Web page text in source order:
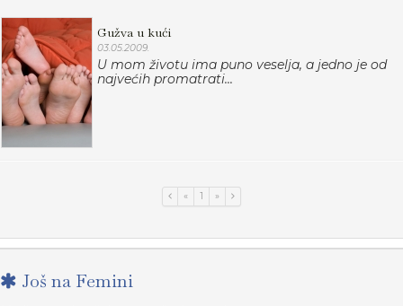
Gužva u kući
03.05.2009.
U mom životu ima puno veselja, a jedno je od
najvećih promatrati...
« 1 »
Još na Femini